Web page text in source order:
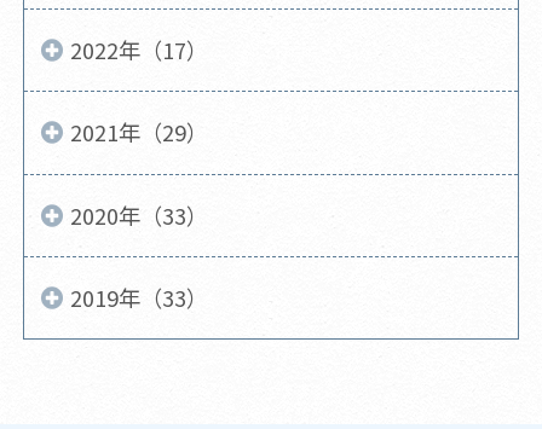
2022年（17）
2021年（29）
2020年（33）
2019年（33）